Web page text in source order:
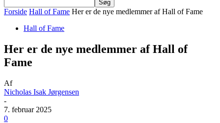
Forside Hall of Fame Her er de nye medlemmer af Hall of Fame
Hall of Fame
Her er de nye medlemmer af Hall of
Fame
Af
Nicholas Isak Jørgensen
-
7. februar 2025
0